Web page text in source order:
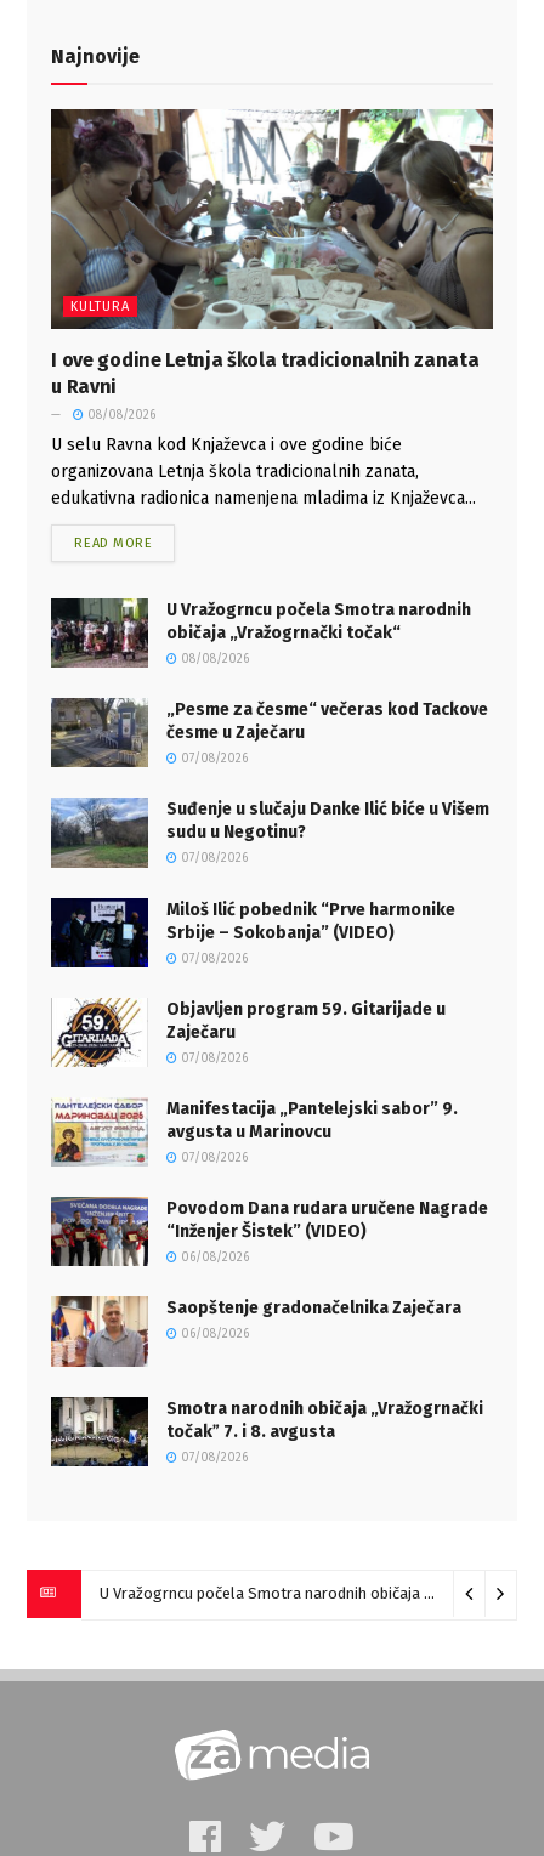
Najnovije
KULTURA
I ove godine Letnja škola tradicionalnih zanata
u Ravni
08/08/2026
U selu Ravna kod Knjaževca i ove godine biće
organizovana Letnja škola tradicionalnih zanata,
edukativna radionica namenjena mladima iz Knjaževca...
READ MORE
U Vražogrncu počela Smotra narodnih
običaja „Vražogrnački točak“
08/08/2026
„Pesme za česme“ večeras kod Tackove
česme u Zaječaru
07/08/2026
Suđenje u slučaju Danke Ilić biće u Višem
sudu u Negotinu?
07/08/2026
Miloš Ilić pobednik “Prve harmonike
Srbije – Sokobanja” (VIDEO)
07/08/2026
Objavljen program 59. Gitarijade u
Zaječaru
07/08/2026
Manifestacija „Pantelejski sabor” 9.
avgusta u Marinovcu
07/08/2026
Povodom Dana rudara uručene Nagrade
“Inženjer Šistek” (VIDEO)
06/08/2026
Saopštenje gradonačelnika Zaječara
06/08/2026
Smotra narodnih običaja „Vražogrnački
točakˮ 7. i 8. avgusta
07/08/2026
U Vražogrncu počela Smotra narodnih običaja „Vražogrnački točak“